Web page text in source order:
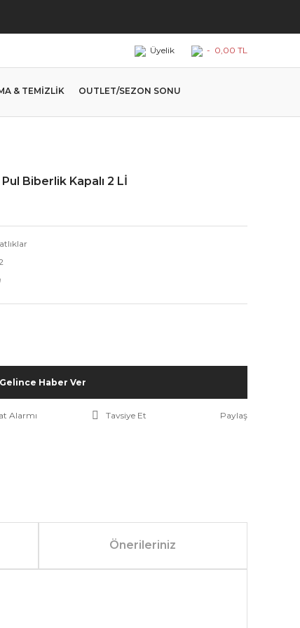
Üyelik - 0,00 TL
& TEMİZLİK OUTLET/SEZON SONU
Biberlik Kapalı 2 Lİ
Gelince Haber Ver
Alarmı Tavsiye Et Paylaş
Önerileriniz